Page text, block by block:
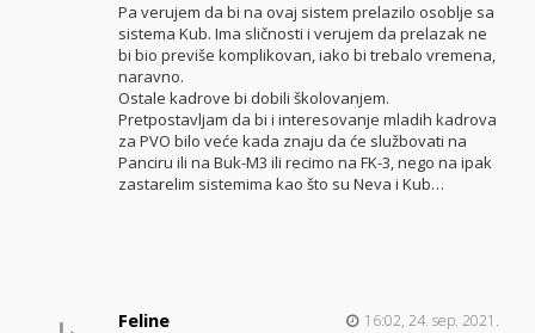
Pa verujem da bi na ovaj sistem prelazilo osoblje sa
sistema Kub. Ima sličnosti i verujem da prelazak ne
bi bio previše komplikovan, iako bi trebalo vremena,
naravno.
Ostale kadrove bi dobili školovanjem.
Pretpostavljam da bi i interesovanje mladih kadrova
za PVO bilo veće kada znaju da će službovati na
Panciru ili na Buk-M3 ili recimo na FK-3, nego na ipak
zastarelim sistemima kao što su Neva i Kub…
Feline 16:02, 24. sep. 2021.